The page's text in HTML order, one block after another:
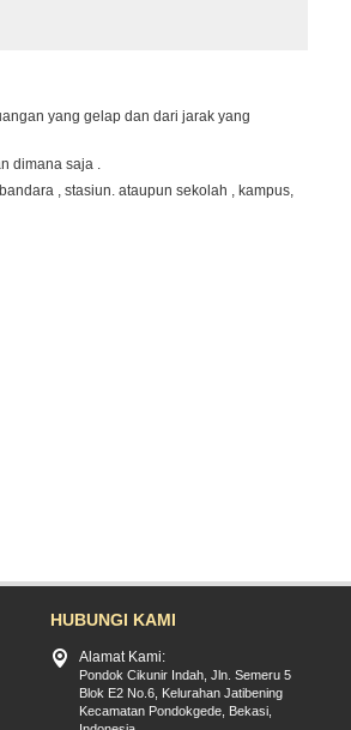
yang gelap dan dari jarak yang
dimana saja .
, stasiun. ataupun sekolah , kampus,
HUBUNGI KAMI
Alamat Kami:
Pondok Cikunir Indah, Jln. Semeru 5
Blok E2 No.6, Kelurahan Jatibening
Kecamatan Pondokgede, Bekasi,